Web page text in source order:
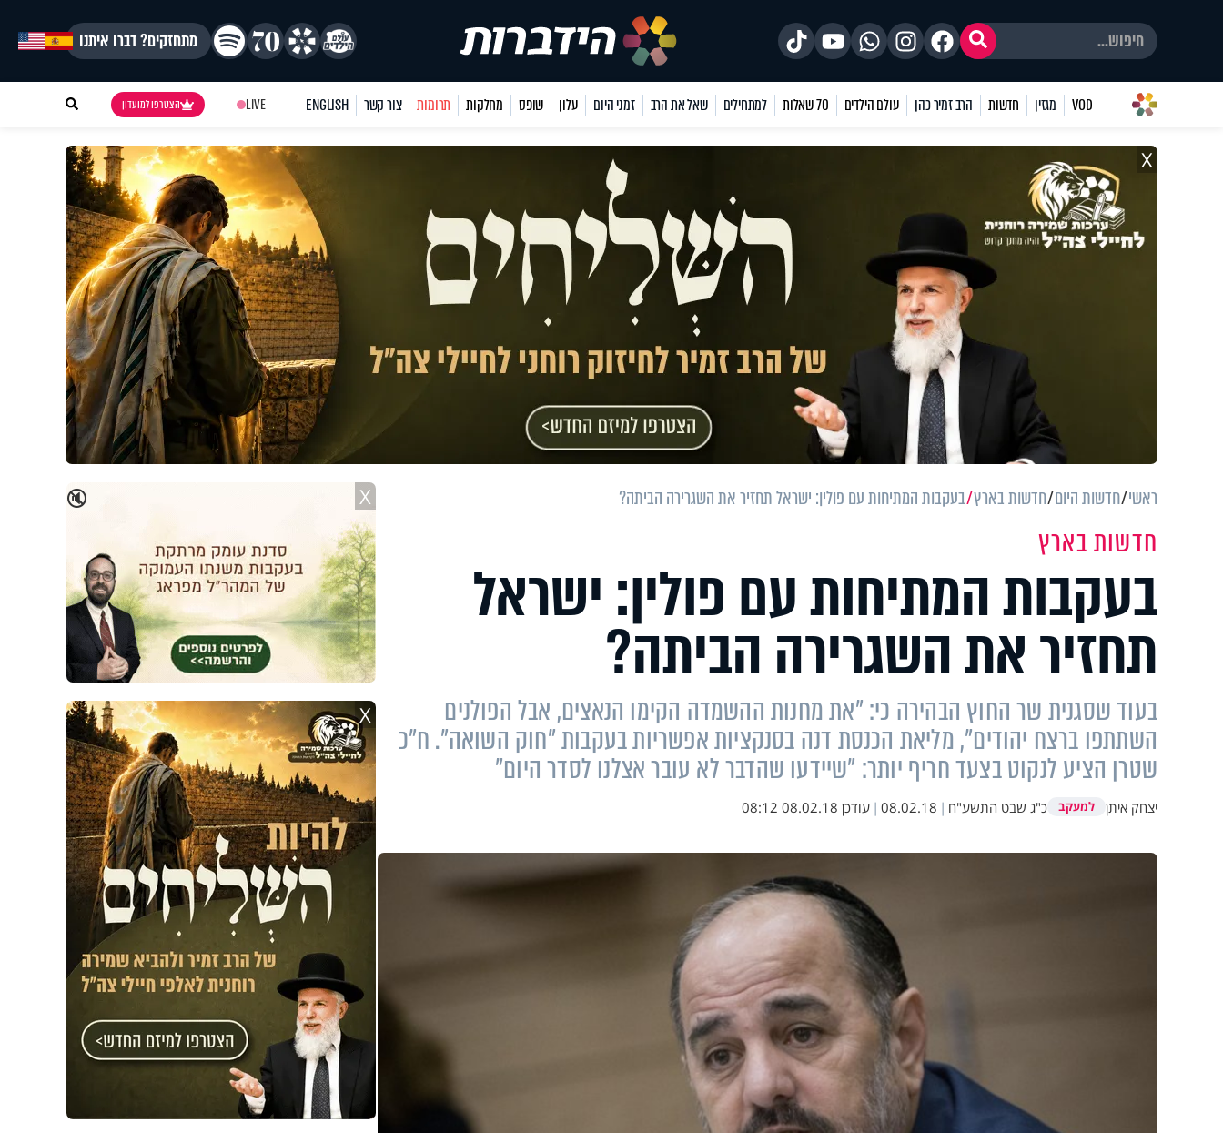
מתחזקים? דברו איתנו
VOD מגזין חדשות הרב זמיר כהן עולם הילדים 70 שאלות למתחילים שאל את הרב זמני היום עלון שופס מחלקות תרומות צור קשר ENGLISH
LIVE הצטרפו למועדון
X
ראשי חדשות היום חדשות בארץ בעקבות המתיחות עם פולין: ישראל תחזיר את השגרירה הביתה?
חדשות בארץ
בעקבות המתיחות עם פולין: ישראל
תחזיר את השגרירה הביתה?
בעוד שסגנית שר החוץ הבהירה כי: "את מחנות ההשמדה הקימו הנאצים, אבל הפולנים
השתתפו ברצח יהודים", מליאת הכנסת דנה בסנקציות אפשריות בעקבות "חוק השואה". ח"כ
שטרן הציע לנקוט בצעד חריף יותר: "שיידעו שהדבר לא עובר אצלנו לסדר היום"
יצחק איתן למעקב כ"ג שבט התשע"ח |
08.02.18
| עודכן 08.02.18 08:12
🔇 X
X